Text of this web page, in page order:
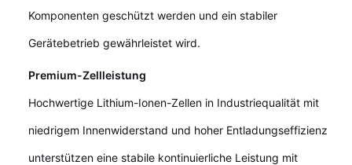
Komponenten geschützt werden und ein stabiler
Gerätebetrieb gewährleistet wird.
Premium-Zellleistung
Hochwertige Lithium-Ionen-Zellen in Industriequalität mit
niedrigem Innenwiderstand und hoher Entladungseffizienz
unterstützen eine stabile kontinuierliche Leistung mit